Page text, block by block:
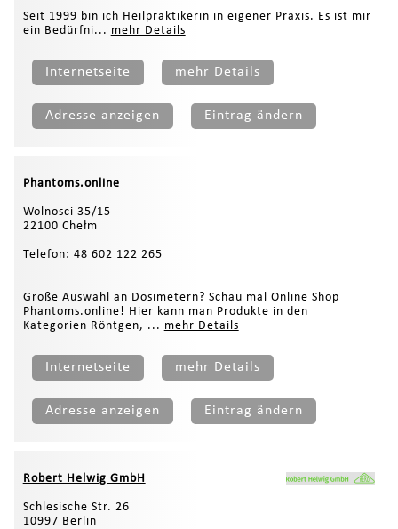
Seit 1999 bin ich Heilpraktikerin in eigener Praxis. Es ist mir
ein Bedürfni... mehr Details
Internetseite mehr Details
Adresse anzeigen Eintrag ändern
Phantoms.online
Wolnosci 35/15
22100 Chełm
Telefon: 48 602 122 265
Große Auswahl an Dosimetern? Schau mal Online Shop
Phantoms.online! Hier kann man Produkte in den
Kategorien Röntgen, ... mehr Details
Internetseite mehr Details
Adresse anzeigen Eintrag ändern
Robert Helwig GmbH
Schlesische Str. 26
10997 Berlin